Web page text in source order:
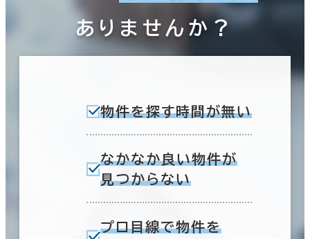
ありませんか？
物件を探す時間が無い
なかなか良い物件が
見つからない
プロ目線で物件を